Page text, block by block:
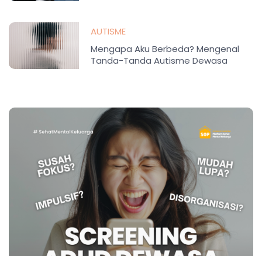
AUTISME
Mengapa Aku Berbeda? Mengenal
Tanda-Tanda Autisme Dewasa